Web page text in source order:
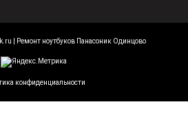
| Ремонт ноутбуков Панасоник Одинцово
конфиденциальности